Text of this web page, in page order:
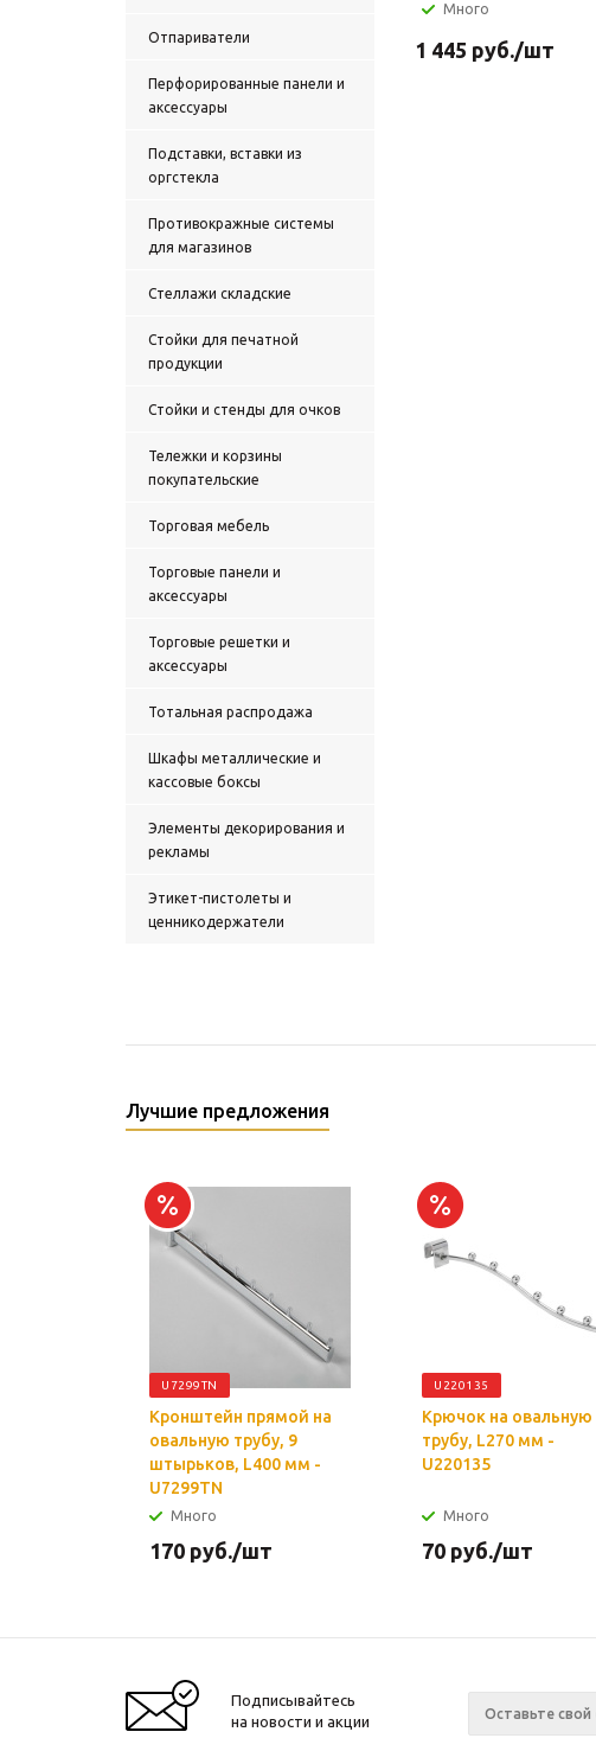
Отпариватели
Перфорированные панели и
аксессуары
Подставки, вставки из
оргстекла
Противокражные системы
для магазинов
Стеллажи складские
Стойки для печатной
продукции
Стойки и стенды для очков
Тележки и корзины
покупательские
Торговая мебель
Торговые панели и
аксессуары
Торговые решетки и
аксессуары
Тотальная распродажа
Шкафы металлические и
кассовые боксы
Элементы декорирования и
рекламы
Этикет-пистолеты и
ценникодержатели
Много
1 445 руб./шт
Лучшие предложения
U7299TN
Кронштейн прямой на
овальную трубу, 9
штырьков, L400 мм -
U7299TN
Много
170 руб./шт
U220135
Крючок на овальную
трубу, L270 мм -
U220135
Много
70 руб./шт
Подписывайтесь
на новости и акции